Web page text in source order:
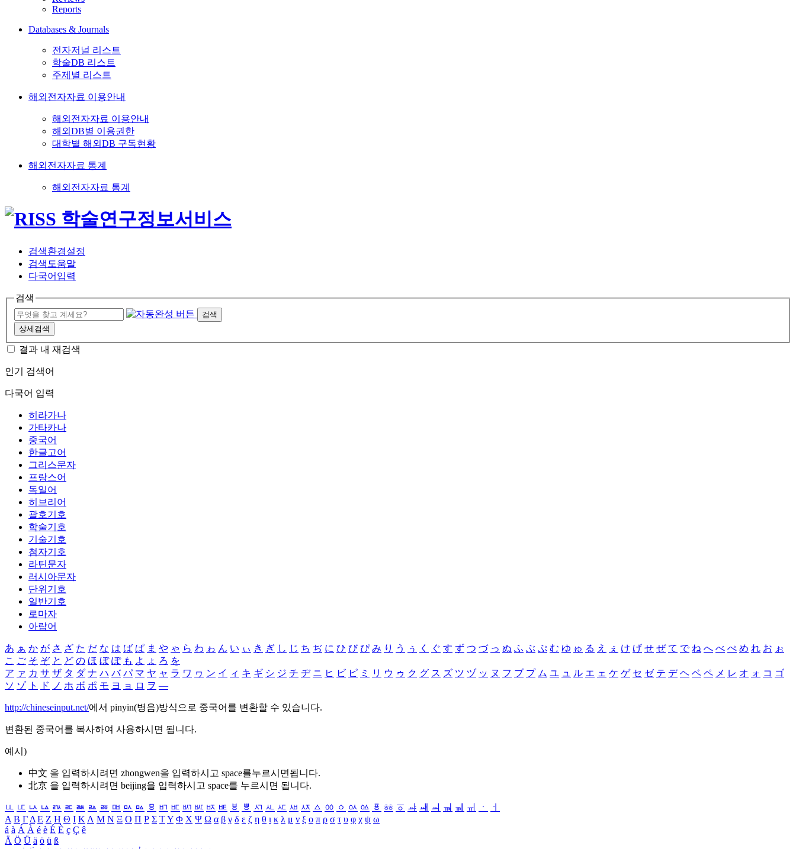
Reports
Databases & Journals
전자저널 리스트
학술DB 리스트
주제별 리스트
해외전자자료 이용안내
해외전자자료 이용안내
해외DB별 이용권한
대학별 해외DB 구독현황
해외전자자료 통계
해외전자자료 통계
검색환경설정
검색도움말
다국어입력
검색
검색
상세검색
결과 내 재검색
인기 검색어
다국어 입력
히라가나
가타카나
중국어
한글고어
그리스문자
프랑스어
독일어
히브리어
괄호기호
학술기호
기술기호
첨자기호
라틴문자
러시아문자
단위기호
일반기호
로마자
아랍어
あ ぁ か が さ ざ た だ な は ば ぱ ま や ゃ ら わ ゎ ん い ぃ き ぎ し じ ち ぢ に ひ び ぴ み り う ぅ く ぐ す ず つ づ っ ぬ ふ ぶ ぷ む ゆ ゅ る え ぇ け げ せ ぜ て で ね へ べ ぺ め れ お ぉ
こ ご そ ぞ と ど の ほ ぼ ぽ も よ ょ ろ を
ア ァ カ サ ザ タ ダ ナ ハ バ パ マ ヤ ャ ラ ワ ヮ ン イ ィ キ ギ シ ジ チ ヂ ニ ヒ ビ ピ ミ リ ウ ゥ ク グ ス ズ ツ ヅ ッ ヌ フ ブ プ ム ユ ュ ル エ ェ ケ ゲ セ ゼ テ デ ヘ ベ ペ メ レ オ ォ コ ゴ
ソ ゾ ト ド ノ ホ ボ ポ モ ヨ ョ ロ ヲ ―
http://chineseinput.net/에서 pinyin(병음)방식으로 중국어를 변환할 수 있습니다.
변환된 중국어를 복사하여 사용하시면 됩니다.
예시)
中文 을 입력하시려면 zhongwen을 입력하시고 space를누르시면됩니다.
北京 을 입력하시려면 beijing을 입력하시고 space를 누르시면 됩니다.
ㅥ ㅦ ㅧ ㅨ ㅩ ㅪ ㅫ ㅬ ㅭ ㅮ ㅯ ㅰ ㅱ ㅲ ㅳ ㅴ ㅵ ㅶ ㅷ ㅸ ㅹ ㅺ ㅻ ㅼ ㅽ ㅾ ㅿ ㆀ ㆁ ㆂ ㆃ ㆄ ㆅ ㆆ ㆇ ㆈ ㆉ ㆊ ㆋ ㆌ ㆍ
ㆎ
Α Β ΓΔ Ε Ζ Η Θ Ι ΚΛ Μ Ν Ξ Ο Π Ρ Σ ΤΥ Φ Χ Ψ Ω α β γ δ ε ζ η θ ι κ λ μ ν ξ ο π ρ σ τ υ φ χ ψ ω
á à Á À é è É È ç Ç ê
Ä Ö Ü ä ö ü ß